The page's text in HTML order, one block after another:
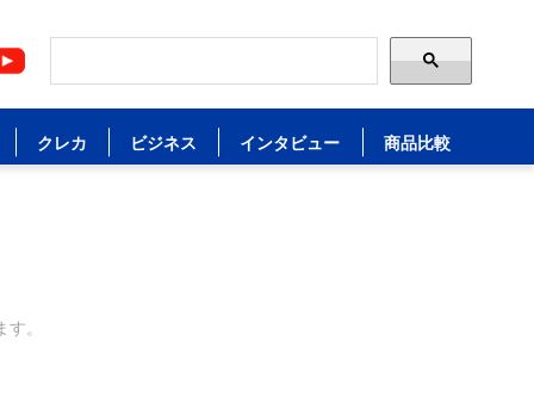
クレカ ビジネス インタビュー 商品比較
す。